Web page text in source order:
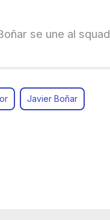
se une al squad
Javier Boñar